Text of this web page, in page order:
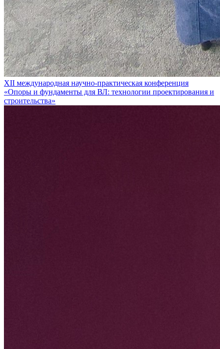
XII международная научно-практическая конференция
«Опоры и фундаменты для ВЛ: технологии проектирования и
строительства»